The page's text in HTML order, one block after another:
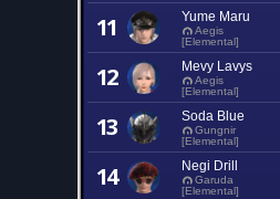
11 Yume Maru
Aegis
[Elemental]
12 Mevy Lavys
Aegis
[Elemental]
13 Soda Blue
Gungnir
[Elemental]
14 Negi Drill
Garuda
[Elemental]